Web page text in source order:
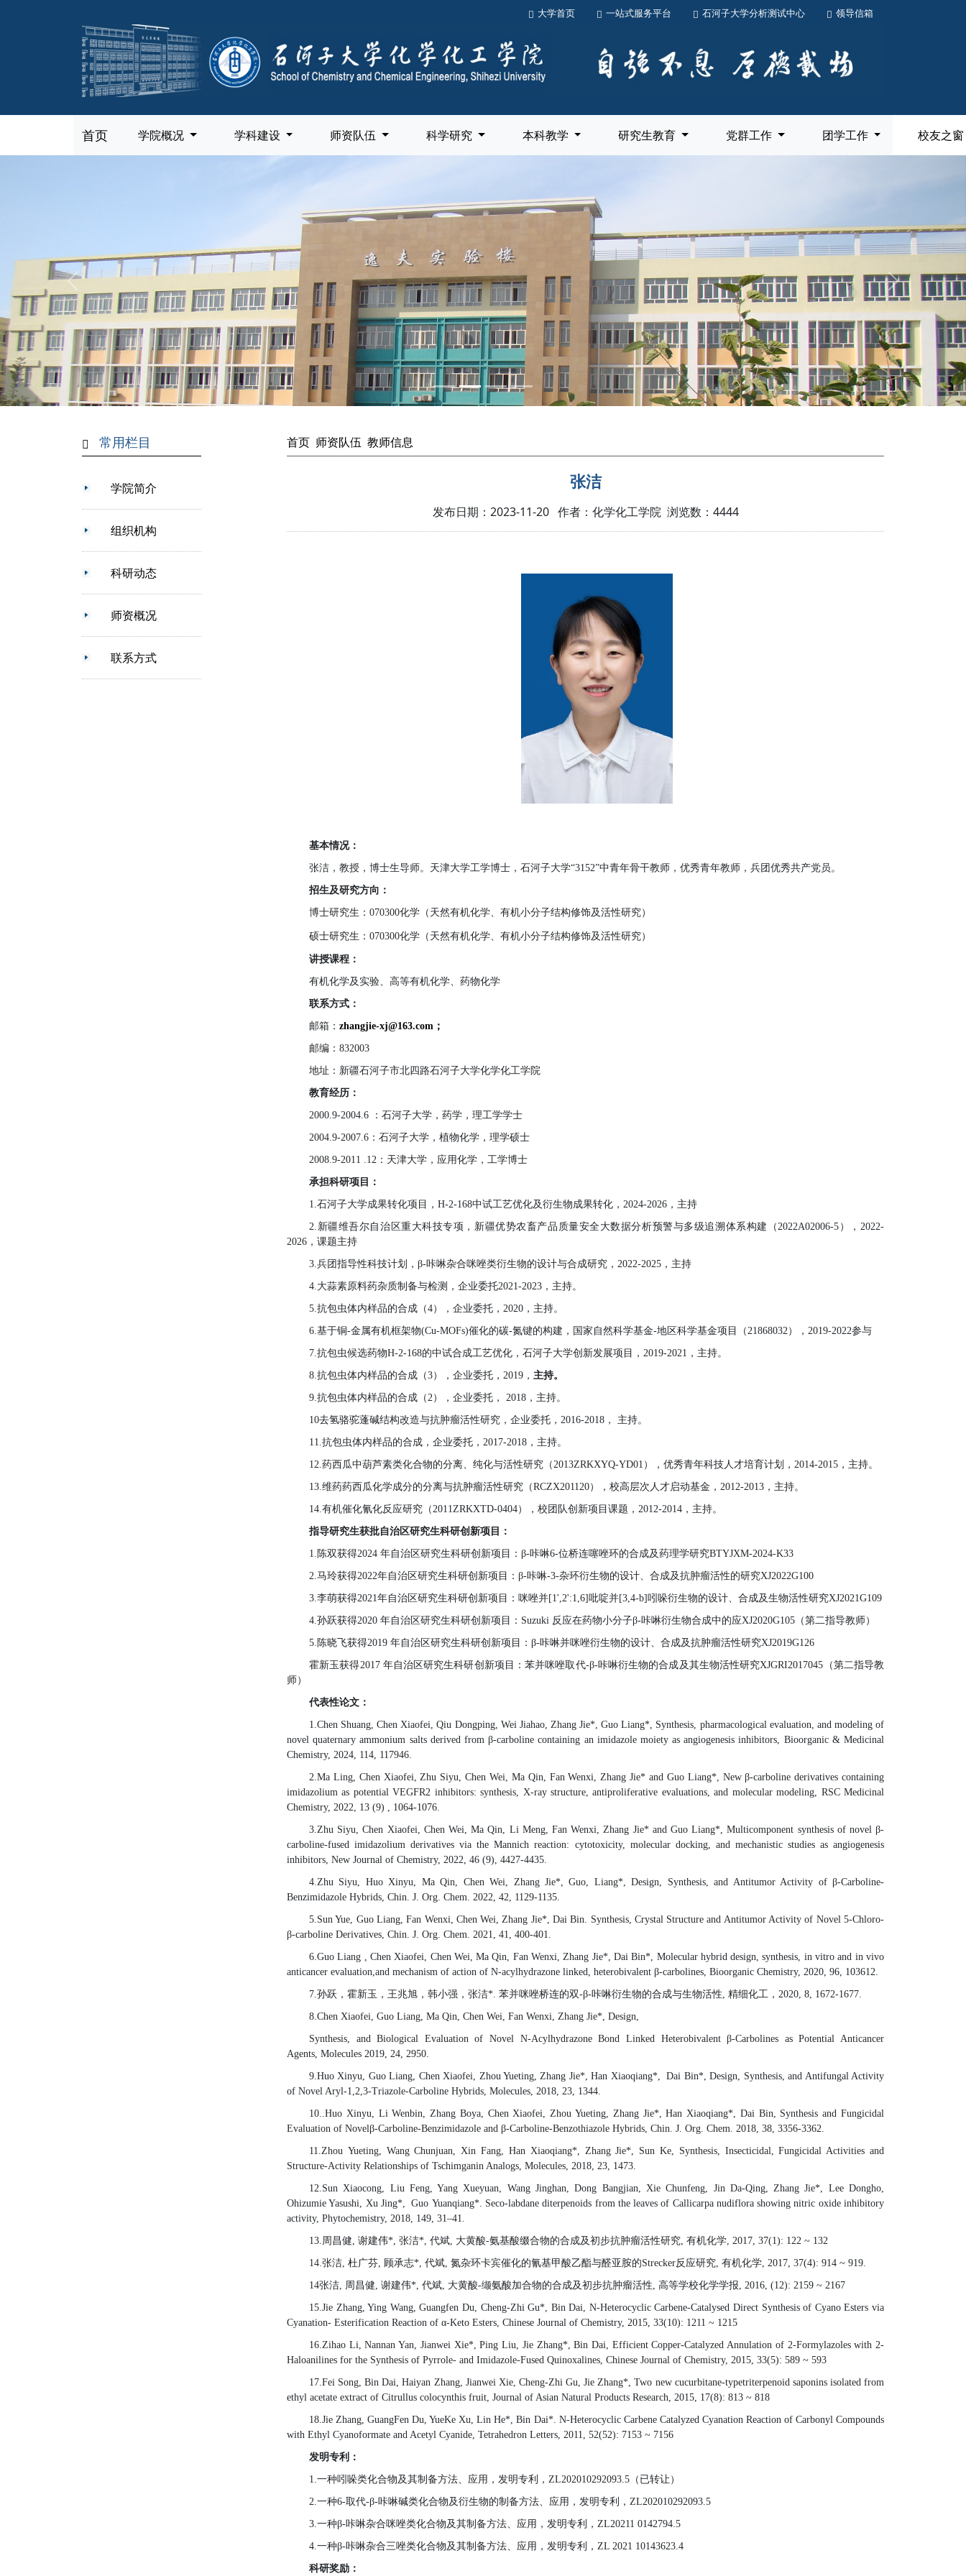
大学首页 一站式服务平台 石河子大学分析测试中心 领导信箱
首页 学院概况 学科建设 师资队伍 科学研究 本科教学 研究生教育 党群工作 团学工作 校友之
常用栏目
学院简介
组织机构
科研动态
师资概况
联系方式
首页 师资队伍 教师信息
张洁
发布日期：2023-11-20 作者：化学化工学院 浏览数： 4444
基本情况：
张洁 ，教授， 博士生导师。 天津大学工学博士， 石河子大学“3152”中青年骨干教师，优秀青年教师 ，兵团优秀共产党员。
招生及研究方向：
博士研究生： 070300化学（天然有机化学、有机小分子结构修饰及活性研究）
硕士研究生： 070300化学 （天然有机化学、有机小分子结构修饰及活性研究）
讲授课程：
有机化学及 实验、高等有机化学、 药物化学
联系方式：
邮箱： zhangjie-xj@163.com ；
邮编： 832003
地址： 新疆石河子市北四路石河子大学化学化工学院
教育经历：
2000.9-2004.6 ：石河子大学，药学，理工学学士
2004.9-2007.6 ：石河子大学，植物化学，理学硕士
2008.9-2011 .12 ：天津大学，应用化学，工学博士
承担科研项目：
1.石河子大学成果转化项目， H-2-168中试工艺优化及衍生物成果转化 ， 2024-2026 ，主持
2.新疆维吾尔自治区重大科技专项，新疆优势农畜产品质量安全大数据分析预警与多级追溯体系构建 （2022A02006-5 ） ， 2022-
2026 ，课题主持
3.兵团指导性科技计划， β-咔啉杂合咪唑类衍生物的设计与合成研究， 2022-2025 ，主持
4.大蒜素原料药杂质制备与检测，企业委托2021-2023 ，主持。
5.抗包虫体内样品的合成（4），企业委托， 2020 ，主持。
6.基于铜-金属有机框架物(Cu-MOFs)催化的碳-氮键的构建 ， 国家自然科学基金-地区科学基金项目（21868032）， 2019-2022参与
7.抗包虫候选药物H-2-168的中试合成工艺优化，石河子大学创新发展项目， 2019-2021 ，主持。
8.抗包虫体内样品的合成（3），企业委托， 2019 ， 主持。
9.抗包虫体内样品的合成（2），企业委托， 2018 ，主持。
10去氢骆驼蓬碱结构改造与抗肿瘤活性研究，企业委托 ， 2016-2018 ， 主持。
11.抗包虫体内样品的合成 ，企业委托， 2017-2018 ，主持。
12.药西瓜中葫芦素类化合物的分离、纯化与活性研究（2013ZRKXYQ-YD01 ），优秀青年科技人才培育计划， 2014-2015 ，主持。
13.维药药西瓜化学成分的分离与抗肿瘤活性研究（RCZX201120） ，校高层次人才启动基金，2012-2013 ， 主持。
14.有机催化氰化反应研究（2011ZRKXTD-0404） ，校 团队创新项目课题 ，2012-2014 ， 主持。
指导研究生获批自治区研究生科研创新项目：
1.陈双获得2024 年自治区研究生科研创新项目： β-咔啉6-位桥连噻唑环的合成及药理学研究BTYJXM-2024-K33
2.马玲获得2022年自治区研究生科研创新项目： β-咔啉-3-杂环衍生物的设计、合成及抗肿瘤活性的研究XJ2022G100
3.李萌获得2021年自治区研究生科研创新项目：咪唑并[1',2':1,6]吡啶并[3,4-b]吲哚衍生物的设计、合成及生物活性研究XJ2021G109
4.孙跃获得2020 年自治区研究生科研创新项目： Suzuki 反应在药物小分子β-咔啉衍生物合成中的应XJ2020G105 （第二指导教师）
5.陈晓飞获得2019 年自治区研究生科研创新项目： β-咔啉并咪唑衍生物的设计、合成及抗肿瘤活性研究XJ2019G126
霍新玉获得2017 年自治区研究生科研创新项目：苯并咪唑取代-β-咔啉衍生物的合成及其生物活性研究XJGRI2017045 （第二指导教
师）
代表性论文：
1.Chen Shuang, Chen Xiaofei, Qiu Dongping, Wei Jiahao, Zhang Jie*, Guo Liang*, Synthesis, pharmacological evaluation, and modeling of
novel quaternary ammonium salts derived from β-carboline containing an imidazole moiety as angiogenesis inhibitors, Bioorganic & Medicinal
Chemistry, 2024, 114, 117946.
2.Ma Ling, Chen Xiaofei, Zhu Siyu, Chen Wei, Ma Qin, Fan Wenxi, Zhang Jie* and Guo Liang*, New β-carboline derivatives containing
imidazolium as potential VEGFR2 inhibitors: synthesis, X-ray structure, antiproliferative evaluations, and molecular modeling, RSC Medicinal
Chemistry, 2022, 13 (9) , 1064-1076.
3.Zhu Siyu, Chen Xiaofei, Chen Wei, Ma Qin, Li Meng, Fan Wenxi, Zhang Jie* and Guo Liang*,Multicomponent synthesis of novel β-
carboline-fused imidazolium derivatives via the Mannich reaction: cytotoxicity, molecular docking, and mechanistic studies as angiogenesis
inhibitors, New Journal of Chemistry, 2022, 46 (9), 4427-4435.
4.Zhu Siyu, Huo Xinyu, Ma Qin, Chen Wei, Zhang Jie*, Guo, Liang*, Design, Synthesis, and Antitumor Activity of β-Carboline-
Benzimidazole Hybrids, Chin. J. Org. Chem. 2022, 42, 1129-1135.
5.Sun Yue, Guo Liang, Fan Wenxi, Chen Wei, Zhang Jie*, Dai Bin. Synthesis, Crystal Structure and Antitumor Activity of Novel 5-Chloro-
β-carboline Derivatives, Chin. J. Org. Chem. 2021, 41, 400-401.
6.Guo Liang , Chen Xiaofei, Chen Wei, Ma Qin, Fan Wenxi, Zhang Jie*, Dai Bin*, Molecular hybrid design, synthesis, in vitro and in vivo
anticancer evaluation,and mechanism of action of N-acylhydrazone linked, heterobivalent β-carbolines, Bioorganic Chemistry, 2020, 96, 103612.
7.孙跃，霍新玉，王兆旭，韩小强，张洁*. 苯并咪唑桥连的双-β-咔啉衍生物的合成与生物活性, 精细化工， 2020, 8, 1672-1677.
8.Chen Xiaofei, Guo Liang, Ma Qin, Chen Wei, Fan Wenxi, Zhang Jie*, Design,
Synthesis, and Biological Evaluation of Novel N-Acylhydrazone Bond Linked Heterobivalent β-Carbolines as Potential Anticancer
Agents, Molecules 2019, 24, 2950.
9.Huo Xinyu, Guo Liang, Chen Xiaofei, Zhou Yueting, Zhang Jie*, Han Xiaoqiang*, Dai Bin*, Design, Synthesis, and Antifungal Activity
of Novel Aryl-1,2,3-Triazole-Carboline Hybrids, Molecules, 2018, 23, 1344.
10..Huo Xinyu, Li Wenbin, Zhang Boya, Chen Xiaofei, Zhou Yueting, Zhang Jie*, Han Xiaoqiang*, Dai Bin, Synthesis and Fungicidal
Evaluation of Novelβ-Carboline-Benzimidazole and β-Carboline-Benzothiazole Hybrids, Chin. J. Org. Chem. 2018, 38, 3356-3362.
11.Zhou Yueting, Wang Chunjuan, Xin Fang, Han Xiaoqiang*, Zhang Jie*, Sun Ke, Synthesis, Insecticidal, Fungicidal Activities and
Structure-Activity Relationships of Tschimganin Analogs, Molecules, 2018, 23, 1473.
12.Sun Xiaocong, Liu Feng, Yang Xueyuan, Wang Jinghan, Dong Bangjian, Xie Chunfeng, Jin Da-Qing, Zhang Jie*, Lee Dongho,
Ohizumie Yasushi, Xu Jing*, Guo Yuanqiang*. Seco-labdane diterpenoids from the leaves of Callicarpa nudiflora showing nitric oxide inhibitory
activity, Phytochemistry, 2018, 149, 31–41.
13.周昌健, 谢建伟*, 张洁*, 代斌, 大黄酸-氨基酸缀合物的合成及初步抗肿瘤活性研究, 有机化学, 2017, 37(1): 122 ~ 132
14.张洁, 杜广芬, 顾承志*, 代斌, 氮杂环卡宾催化的氰基甲酸乙酯与醛亚胺的Strecker反应研究, 有机化学, 2017, 37(4): 914 ~ 919.
14张洁, 周昌健, 谢建伟*, 代斌, 大黄酸-缬氨酸加合物的合成及初步抗肿瘤活性, 高等学校化学学报, 2016, (12): 2159 ~ 2167
15.Jie Zhang, Ying Wang, Guangfen Du, Cheng-Zhi Gu*, Bin Dai, N-Heterocyclic Carbene-Catalysed Direct Synthesis of Cyano Esters via
Cyanation- Esterification Reaction of α-Keto Esters, Chinese Journal of Chemistry, 2015, 33(10): 1211 ~ 1215
16.Zihao Li, Nannan Yan, Jianwei Xie*, Ping Liu, Jie Zhang*, Bin Dai, Efficient Copper-Catalyzed Annulation of 2-Formylazoles with 2-
Haloanilines for the Synthesis of Pyrrole- and Imidazole-Fused Quinoxalines, Chinese Journal of Chemistry, 2015, 33(5): 589 ~ 593
17.Fei Song, Bin Dai, Haiyan Zhang, Jianwei Xie, Cheng-Zhi Gu, Jie Zhang*, Two new cucurbitane-typetriterpenoid saponins isolated from
ethyl acetate extract of Citrullus colocynthis fruit, Journal of Asian Natural Products Research, 2015, 17(8): 813 ~ 818
18.Jie Zhang, GuangFen Du, YueKe Xu, Lin He*, Bin Dai*. N-Heterocyclic Carbene Catalyzed Cyanation Reaction of Carbonyl Compounds
with Ethyl Cyanoformate and Acetyl Cyanide, Tetrahedron Letters, 2011, 52(52): 7153 ~ 7156
发明专利：
1.一种吲哚类化合物及其制备方法、应用，发明专利， ZL202010292093.5 （ 已转让 ）
2.一种6-取代-β-咔啉碱类化合物及衍生物的制备方法、应用，发明专利， ZL202010292093.5
3.一种β-咔啉杂合咪唑类化合物及其制备方法、应用， 发明专利， ZL20211 0142794.5
4.一种β-咔啉杂合三唑类化合物及其制备方法、应用， 发明专利， ZL 2021 10143623.4
科研奖励：